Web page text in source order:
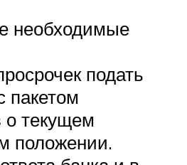
необходимые
подать
пакетом
о текущем
положении.